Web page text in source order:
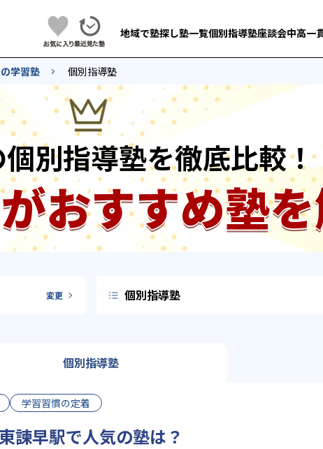
地域で塾探し塾一覧個別指導塾座談会中高一
学習塾 個別指導塾
別指導塾を徹底比較！
おすすめ塾
変更 個別指導塾
個別指導塾
学習習慣の定着
諫早駅で人気の塾は？